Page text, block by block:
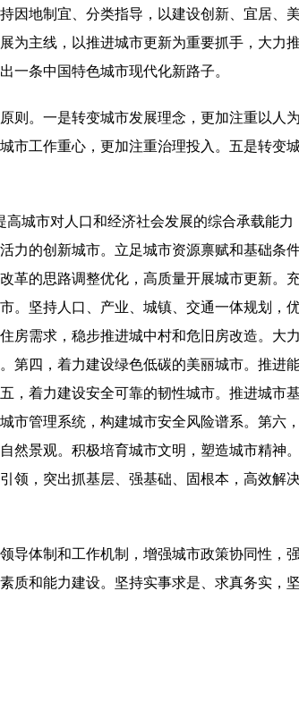
因地制宜、分类指导，以建设创新、宜居、
为主线，以推进城市更新为重要抓手，大力
一条中国特色城市现代化新路子。
则。一是转变城市发展理念，更加注重以人
市工作重心，更加注重治理投入。五是转变
城市对人口和经济社会发展的综合承载能力
力的创新城市。立足城市资源禀赋和基础条
革的思路调整优化，高质量开展城市更新。
。坚持人口、产业、城镇、交通一体规划，
房需求，稳步推进城中村和危旧房改造。大
第四，着力建设绿色低碳的美丽城市。推进
，着力建设安全可靠的韧性城市。推进城市
市管理系统，构建城市安全风险谱系。第六
然景观。积极培育城市文明，塑造城市精神
领，突出抓基层、强基础、固根本，高效解
导体制和工作机制，增强城市政策协同性，
质和能力建设。坚持实事求是、求真务实，